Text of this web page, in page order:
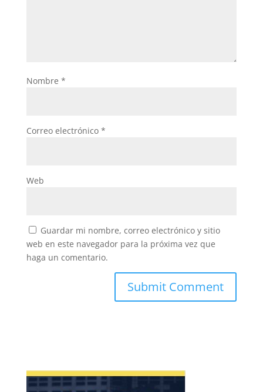
Nombre *
Correo electrónico *
Web
Guardar mi nombre, correo electrónico y sitio
web en este navegador para la próxima vez que
haga un comentario.